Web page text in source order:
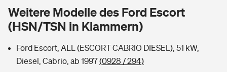
Hochwasser-Check: Wie gefährdet ist Ihr Haus?
Sie haben Fragen?
Private Cyberversicherung
Zur Übersicht
Rentenrechner: Wie viel Geld bekomme ich im Alter?
Weitere Modelle des Ford Escort
(HSN/TSN in Klammern)
Ford Escort, ALL (ESCORT CABRIO DIESEL), 51 kW,
Diesel, Cabrio, ab 1997(0928 / 294)